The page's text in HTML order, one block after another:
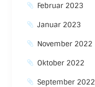
Februar 2023
Januar 2023
November 2022
Oktober 2022
September 2022